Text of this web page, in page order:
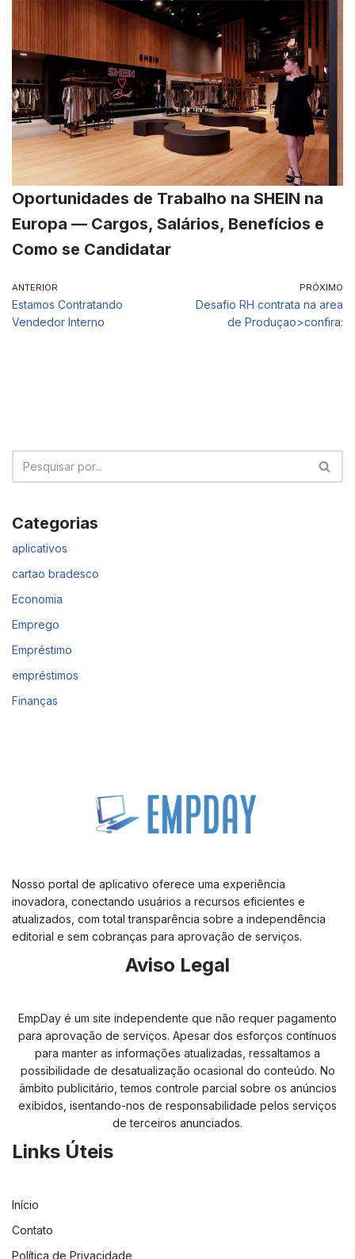
Oportunidades de Trabalho na SHEIN na
Europa — Cargos, Salários, Benefícios e
Como se Candidatar
ANTERIOR
Estamos Contratando
Vendedor Interno
PRÓXIMO
Desafio RH contrata na area
de Produçao>confira:
Categorias
aplicativos
cartao bradesco
Economia
Emprego
Empréstimo
empréstimos
Finanças
Nosso portal de aplicativo oferece uma experiência
inovadora, conectando usuários a recursos eficientes e
atualizados, com total transparência sobre a independência
editorial e sem cobranças para aprovação de serviços.
Aviso Legal
EmpDay é um site independente que não requer pagamento
para aprovação de serviços. Apesar dos esforços contínuos
para manter as informações atualizadas, ressaltamos a
possibilidade de desatualização ocasional do conteúdo. No
âmbito publicitário, temos controle parcial sobre os anúncios
exibidos, isentando-nos de responsabilidade pelos serviços
de terceiros anunciados.
Links Úteis
Início
Contato
Política de Privacidade